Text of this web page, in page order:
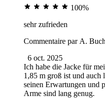
100%
sehr zufrieden
Commentaire par A.
6 oct. 2025
Ich habe die Jacke für
1,85 m groß ist und auch
seinen Erwartungen und
Arme sind lang genug.